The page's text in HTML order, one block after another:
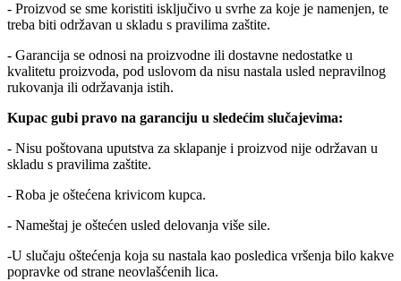
- Proizvod se sme koristiti isključivo u svrhe za koje je namenjen, te
treba biti održavan u skladu s pravilima zaštite.
- Garancija se odnosi na proizvodne ili dostavne nedostatke u
kvalitetu proizvoda, pod uslovom da nisu nastala usled nepravilnog
rukovanja ili održavanja istih.
Kupac gubi pravo na garanciju u sledećim slučajevima:
- Nisu poštovana uputstva za sklapanje i proizvod nije održavan u
skladu s pravilima zaštite.
- Roba je oštećena krivicom kupca.
- Nameštaj je oštećen usled delovanja više sile.
-U slučaju oštećenja koja su nastala kao posledica vršenja bilo kakve
popravke od strane neovlašćenih lica.